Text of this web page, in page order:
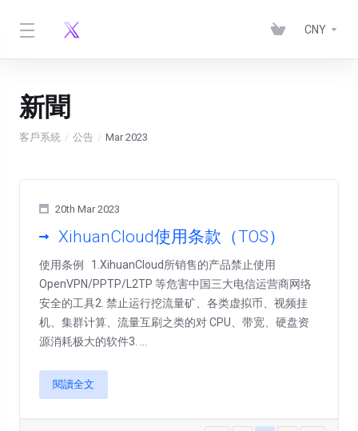
CNY
新聞
客戶系統 公告 Mar 2023
20th Mar 2023
XihuanCloud使用条款（TOS）
使用条例 1.XihuanCloud所销售的产品禁止使用
OpenVPN/PPTP/L2TP 等危害中国三大电信运营商网络
安全的工具2. 禁止运行挖流量矿、各类虚拟币、视频挂
机、集群计算、流量互刷之类的对 CPU、带宽、硬盘资
源消耗极大的软件3. ...
閱讀全文